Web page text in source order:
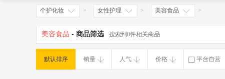
个护化妆 > 女性护理 > 美容食品 >
美容食品 - 商品筛选 搜索到0件相关商品
默认排序 销量 人气 价格 平台自营